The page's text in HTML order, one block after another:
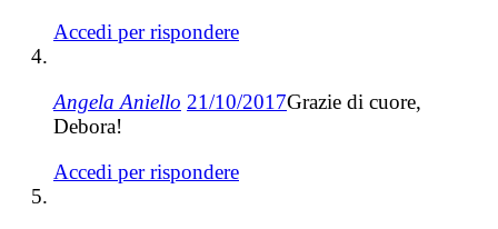
Accedi per rispondere
Angela Aniello 21/10/2017Grazie di cuore,
Debora!
Accedi per rispondere